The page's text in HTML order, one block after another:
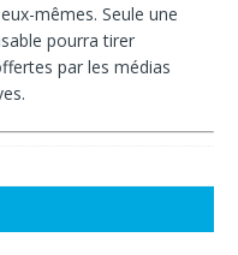
mêmes. Seule une
pourra tirer
par les médias